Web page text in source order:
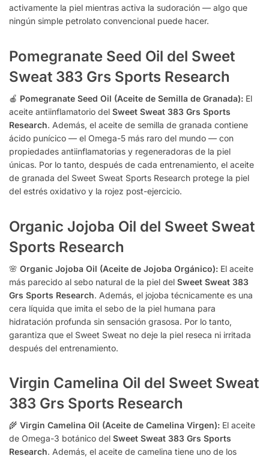
activamente la piel mientras activa la sudoración — algo que
ningún simple petrolato convencional puede hacer.
Pomegranate Seed Oil del Sweet
Sweat 383 Grs Sports Research
🍎 Pomegranate Seed Oil (Aceite de Semilla de Granada): El
aceite antiinflamatorio del Sweet Sweat 383 Grs Sports
Research. Además, el aceite de semilla de granada contiene
ácido punícico — el Omega-5 más raro del mundo — con
propiedades antiinflamatorias y regeneradoras de la piel
únicas. Por lo tanto, después de cada entrenamiento, el aceite
de granada del Sweet Sweat Sports Research protege la piel
del estrés oxidativo y la rojez post-ejercicio.
Organic Jojoba Oil del Sweet Sweat
Sports Research
🌸 Organic Jojoba Oil (Aceite de Jojoba Orgánico): El aceite
más parecido al sebo natural de la piel del Sweet Sweat 383
Grs Sports Research. Además, el jojoba técnicamente es una
cera líquida que imita el sebo de la piel humana para
hidratación profunda sin sensación grasosa. Por lo tanto,
garantiza que el Sweet Sweat no deje la piel reseca ni irritada
después del entrenamiento.
Virgin Camelina Oil del Sweet Sweat
383 Grs Sports Research
🌾 Virgin Camelina Oil (Aceite de Camelina Virgen): El aceite
de Omega-3 botánico del Sweet Sweat 383 Grs Sports
Research. Además, el aceite de camelina tiene uno de los